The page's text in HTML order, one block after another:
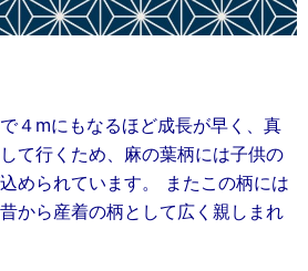
４mにもなるほど成長が早く、真
て行くため、麻の葉柄には子供の
められています。 またこの柄には
から産着の柄として広く親しまれ